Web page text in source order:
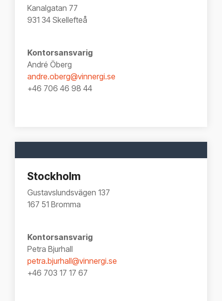
Kanalgatan 77
931 34 Skellefteå
Kontorsansvarig
André Öberg
andre.oberg@vinnergi.se
+46 706 46 98 44
Stockholm
Gustavslundsvägen 137
167 51 Bromma
Kontorsansvarig
Petra Bjurhall
petra.bjurhall@vinnergi.se
+46 703 17 17 67